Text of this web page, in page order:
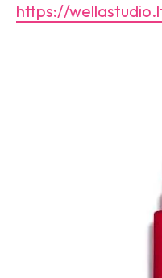
https://